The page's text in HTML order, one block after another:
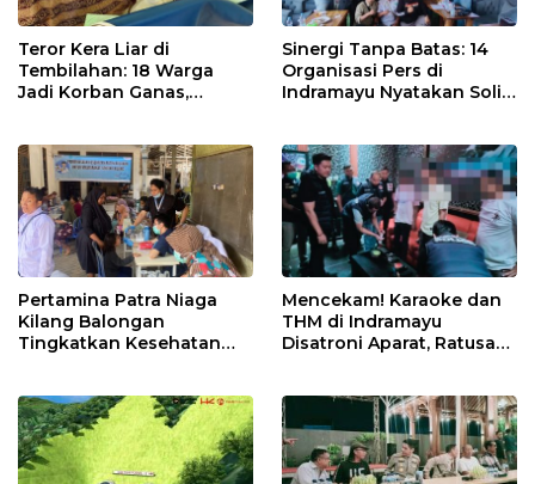
Teror Kera Liar di
Tembilahan: 18 Warga
Jadi Korban Ganas,
Sinergi Tanpa Batas: 14
Organisasi Pers di
Indramayu Nyatakan Solid
Pertamina Patra Niaga
Kilang Balongan
Tingkatkan Kesehatan
Rutin dan Edukasi
Perawatan Gigi
Mencekam! Karaoke dan
THM di Indramayu
Disatroni Aparat, Ratusan